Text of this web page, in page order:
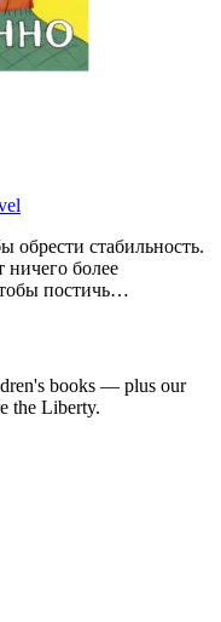
обрести стабильность.
ничего более
постичь…
books — plus our
the Liberty.